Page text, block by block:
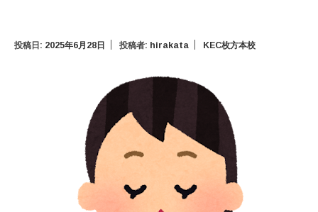
投稿日: 2025年6月28日 投稿者: hirakata KEC枚方本校